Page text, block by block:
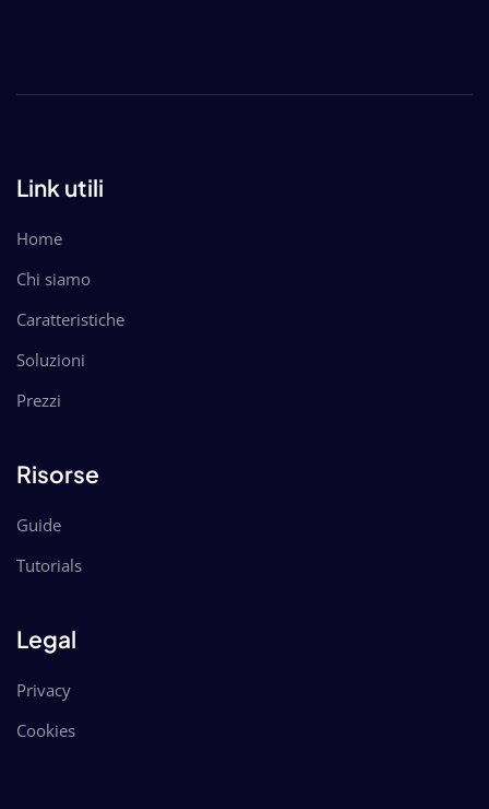
Link utili
Home
Chi siamo
Caratteristiche
Soluzioni
Prezzi
Risorse
Guide
Tutorials
Legal
Privacy
Cookies